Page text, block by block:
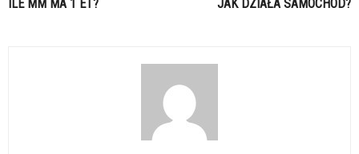
ILE MM MA 1 ET? JAK DZIAŁA SAMOCHÓD?